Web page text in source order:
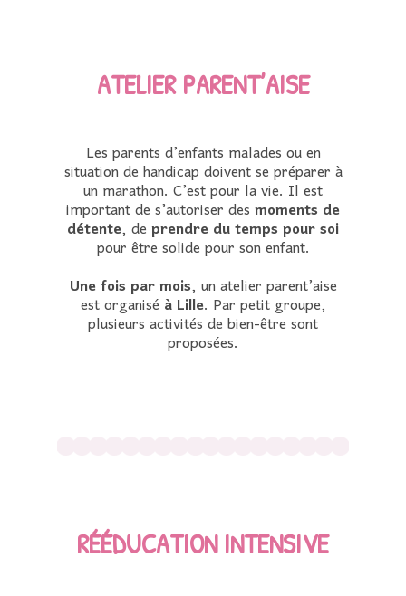
ATELIER PARENT’AISE
Les parents d’enfants malades ou en
situation de handicap doivent se préparer à
un marathon. C’est pour la vie. Il est
important de s’autoriser desmoments de
détente, deprendre du temps pour soi
pour être solide pour son enfant.
Une fois par mois, un atelier parent’aise
est organiséà Lille. Par petit groupe,
plusieurs activités de bien-être sont
proposées.
RÉÉDUCATION INTENSIVE